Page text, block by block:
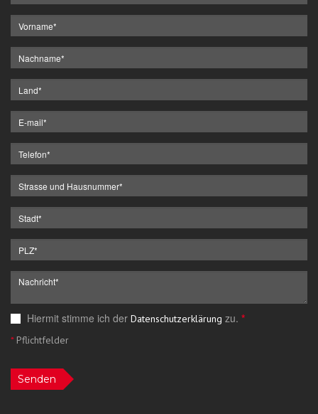
Hiermit stimme ich der Datenschutzerklärung zu. *
*Pflichtfelder
Senden